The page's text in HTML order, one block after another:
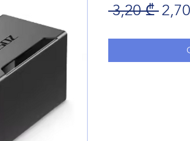
3,20 ₾